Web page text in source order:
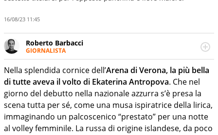
16/08/23 11:45
Roberto Barbacci
GIORNALISTA
Giornalista (pubblicista) sportivo a tutto campo, è il
tuttologo di Virgilio Sport. Provate a chiedergli di boxe, di
scherma, di volley o di curling: ve ne farà innamorare
Nella splendida cornice dell’Arena di Verona, la più bella
di tutte aveva il volto di Ekaterina Antropova. Che nel
giorno del debutto nella nazionale azzurra s’è presa la
scena tutta per sé, come una musa ispiratrice della lirica,
immaginando un palcoscenico “prestato” per una notte
al volley femminile. La russa di origine islandese, da poco